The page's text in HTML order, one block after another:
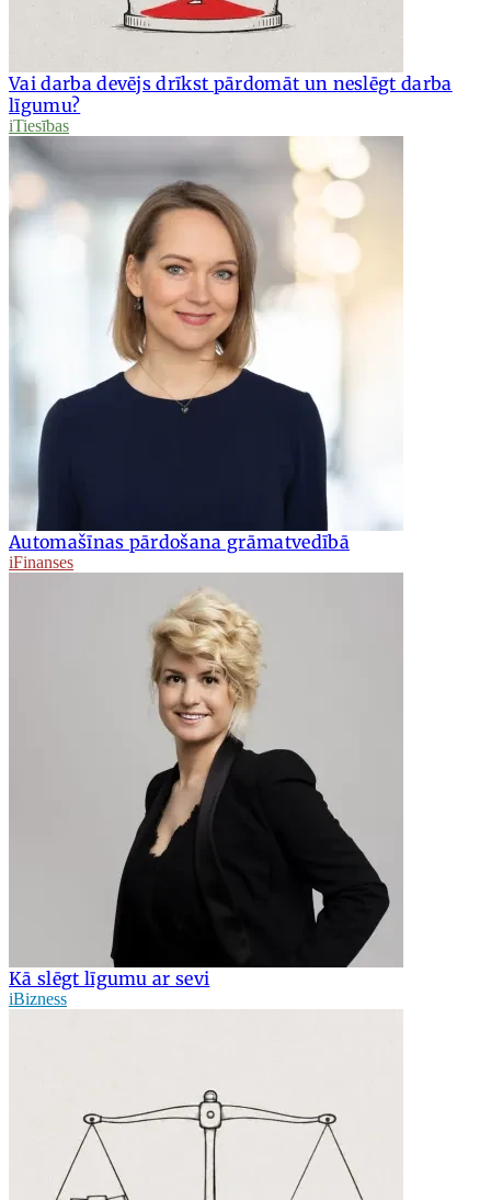
Vai darba devējs drīkst pārdomāt un neslēgt darba
līgumu?
iTiesības
Automašīnas pārdošana grāmatvedībā
iFinanses
Kā slēgt līgumu ar sevi
iBizness